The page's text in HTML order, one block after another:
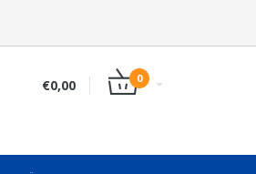
€0,00 0